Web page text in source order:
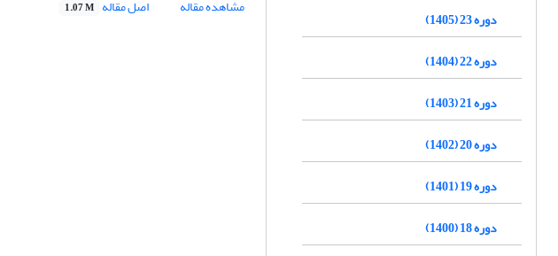
مشاهده مقاله
اصل مقاله 1.07 M
دوره 23 (1405)
دوره 22 (1404)
دوره 21 (1403)
دوره 20 (1402)
دوره 19 (1401)
دوره 18 (1400)